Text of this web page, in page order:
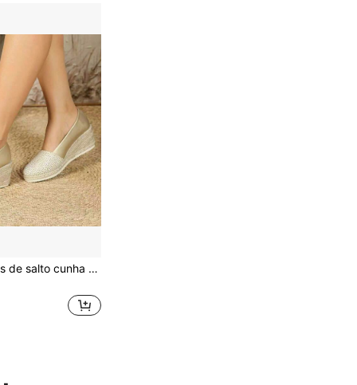
Sapatos femininos de salto cunha 2025, versáteis, biqueira redonda, palha entrançada, decote baixo, estilo europeu e americano, sapatos de salto alto com forro de pele sintética e linho, estilo casual de férias confortável, slip-on, adequados para todas as estações